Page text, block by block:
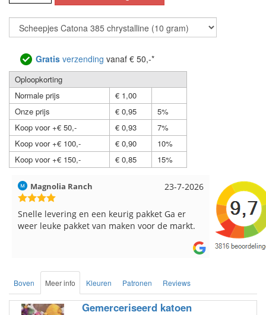
Gratis verzending vanaf € 50,-*
Oploopkorting
Normale prijs
€ 1,00
Onze prijs
€ 0,95
5%
Koop voor +€ 50,-
€ 0,93
7%
Koop voor +€ 100,-
€ 0,90
10%
Koop voor +€ 150,-
€ 0,85 15%
17-7-2026
Hilde uit Loyers
Reeds meerdere keren breigaren en
breinaalden besteld, altijd heel tevreden over
Loes uit
Snelle
Boven Meer info Kleuren Patronen Reviews
Gemerceriseerd katoen